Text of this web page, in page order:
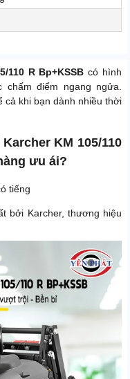
110 R Bp+KSSBcó hình
điểm ngang ngửa.
cả khi bạn dành nhiều thời
KM 105/110
ưu ái?
tiếng
bởi Karcher, thương hiệu